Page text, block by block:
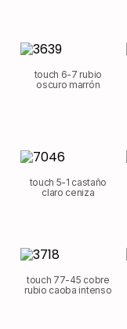
touch 6-7 rubio
oscuro marrón
touch 5-1 castaño
claro ceniza
touch 77-45 cobre
rubio caoba intenso